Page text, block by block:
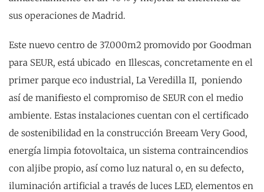
sus operaciones de Madrid.
Este nuevo centro de 37.000m2 promovido por Goodman
para SEUR, está ubicado en Illescas, concretamente en el
primer parque eco industrial, La Veredilla II, poniendo
así de manifiesto el compromiso de SEUR con el medio
ambiente. Estas instalaciones cuentan con el certificado
de sostenibilidad en la construcción Breeam Very Good,
energía limpia fotovoltaica, un sistema contraincendios
con aljibe propio, así como luz natural o, en su defecto,
iluminación artificial a través de luces LED, elementos en